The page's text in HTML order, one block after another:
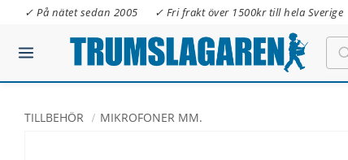
✓ På nätet sedan 2005 ✓ Fri frakt över 1500kr till hela Sverige
TILLBEHÖR MIKROFONER MM.